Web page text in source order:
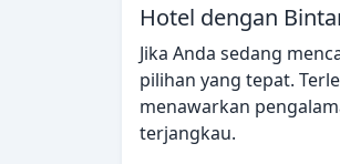
Hotel dengan
Jika Anda sedang
pilihan yang tepat.
menawarkan
terjangkau.